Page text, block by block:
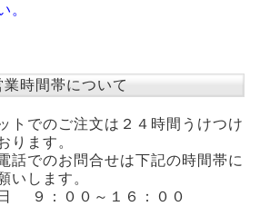
。
業時間帯について
トでのご注文は２４時間うけつけ
ります。
話でのお問合せは下記の時間帯に
いします。
９：００～１６：００